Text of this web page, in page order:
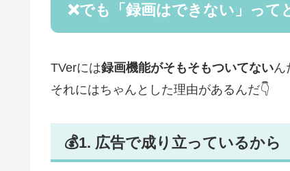
❌でも「録画はできない」って
TVerには録画機能がそもそもついてないん
それにはちゃんとした理由があるんだ👇
💰1. 広告で成り立っているから